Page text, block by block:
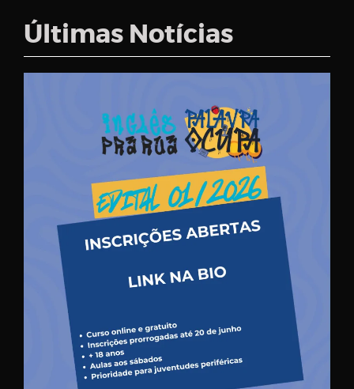
Últimas Notícias